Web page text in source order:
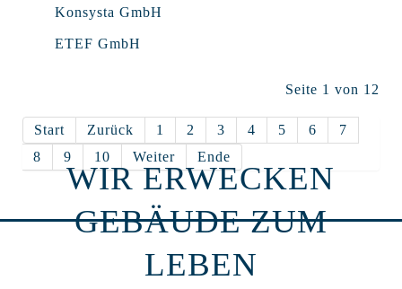
Konsysta GmbH
ETEF GmbH
Seite 1 von 12
Start Zurück 1 2 3 4 5 6
7
8
9 10 Weiter Ende
WIR ERWECKEN
GEBÄUDE ZUM
LEBEN